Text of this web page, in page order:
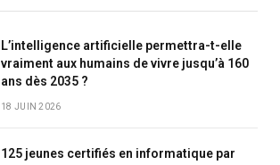
L’intelligence artificielle permettra-t-elle
vraiment aux humains de vivre jusqu’à 160
ans dès 2035 ?
18 JUIN 2026
125 jeunes certifiés en informatique par